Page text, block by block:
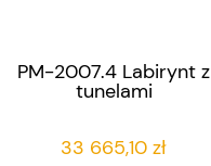
PM-2007.4 Labirynt z
tunelami
33 665,10 zł